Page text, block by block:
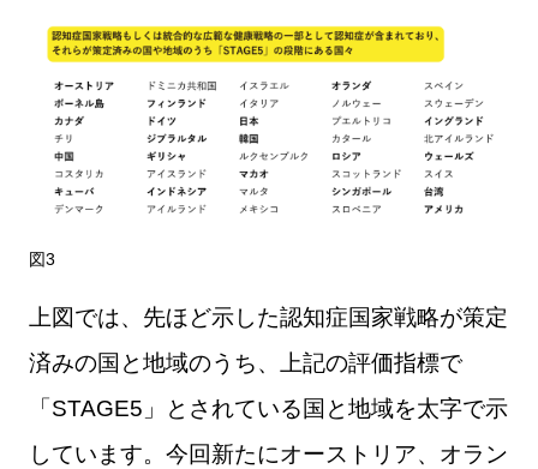
図3
上図では、先ほど示した認知症国家戦略が策定
済みの国と地域のうち、上記の評価指標で
「STAGE5」とされている国と地域を太字で示
しています。今回新たにオーストリア、オラン